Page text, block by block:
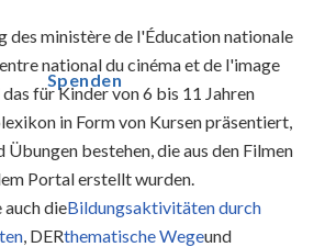
Spenden
ministère de l'Éducation nationale
national du cinéma et de l'image
für Kinder von 6 bis 11 Jahren
in Form von Kursen präsentiert,
Übungen bestehen, die aus den Filmen
Portal erstellt wurden.
auch dieBildungsaktivitäten durch
, DERthematische Wegeund